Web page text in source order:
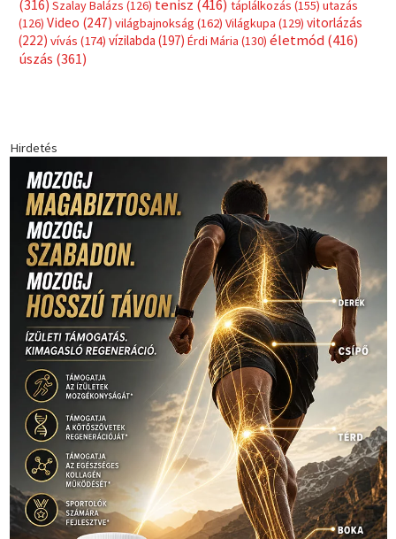
Címkék
(181)Jégkorong(148)kajakkenu(138)karate(168)kickbox(204)
kosárlabda(166) Lewis Hamilton(168)
magyar
labdarúgóválogatott(148)Mercedes (244) motorsport(153)
Opel
Dakar Team(132)Rali Világbajnokság (122) Rendezvény (142)
rio
2016(373)sport Sportime Magazin(128)szabadidősport
(316) Szalay Balázs(126) tenisz(416) táplálkozás(155)utazás
(126)Video(247)világbajnokság (162) Világkupa(129)
vitorlázás
(222)vívás(174) (197) Érdi Mária(130)életmód(416)
úszás(361)
Hirdetés